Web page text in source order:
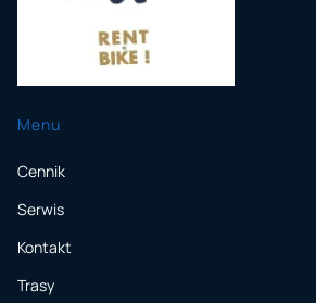
Menu
Cennik
Serwis
Kontakt
Trasy